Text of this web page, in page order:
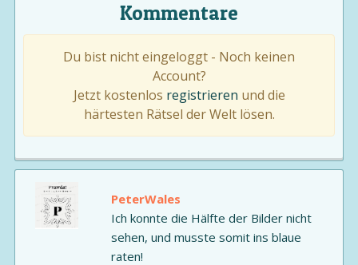
Kommentare
Du bist nicht eingeloggt - Noch keinen
Account?
Jetzt kostenlos registrieren und die
härtesten Rätsel der Welt lösen.
PeterWales
Ich konnte die Hälfte der Bilder nicht
sehen, und musste somit ins blaue
raten!